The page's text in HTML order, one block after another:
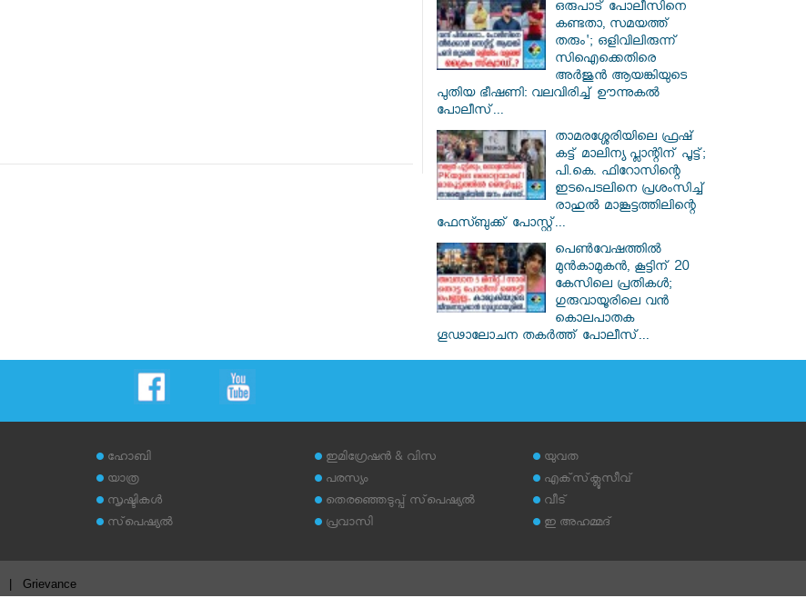
ഒരുപാട് പോലീസിനെ
കണ്ടതാ, സമയത്ത്
തരും'; ഒളിവിലിരുന്ന്
സിഐക്കെതിരെ
അർജുൻ ആയങ്കിയുടെ
പുതിയ ഭീഷണി: വലവിരിച്ച് ഊന്നുകൽ
പോലീസ്...
താമരശ്ശേരിയിലെ ഫ്രഷ്
കട്ട് മാലിന്യ പ്ലാന്റിന് പൂട്ട്;
പി.കെ. ഫിറോസിന്റെ
ഇടപെടലിനെ പ്രശംസിച്ച്
രാഹുൽ മാങ്കൂട്ടത്തിലിന്റെ
ഫേസ്ബുക്ക് പോസ്റ്റ്...
പെൺവേഷത്തിൽ
മുൻകാമുകൻ, കൂട്ടിന് 20
കേസിലെ പ്രതികൾ;
ഗുരുവായൂരിലെ വൻ
കൊലപാതക
ഗൂഢാലോചന തകർത്ത് പോലീസ്...
ഹോബി
യാത്ര
സൃഷ്ടികള്‍
സ്‌പെഷ്യല്‍
ഇമിഗ്രേഷന്‍ & വിസ
പരസ്യം
തെരഞ്ഞെടുപ്പ് സ്‌പെഷ്യല്‍
പ്രവാസി
യുവത
എക്‌സ്‌ക്ലൂസീവ്
വീട്
ഇ അഹമ്മദ്‌
Grievance